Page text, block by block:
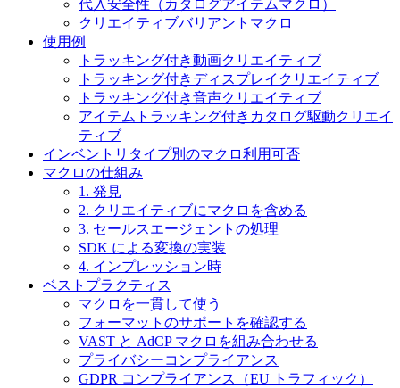
代入安全性（カタログアイテムマクロ）
クリエイティブバリアントマクロ
使用例
トラッキング付き動画クリエイティブ
トラッキング付きディスプレイクリエイティブ
トラッキング付き音声クリエイティブ
アイテムトラッキング付きカタログ駆動クリエイ
ティブ
インベントリタイプ別のマクロ利用可否
マクロの仕組み
1. 発見
2. クリエイティブにマクロを含める
3. セールスエージェントの処理
SDK による変換の実装
4. インプレッション時
ベストプラクティス
マクロを一貫して使う
フォーマットのサポートを確認する
VAST と AdCP マクロを組み合わせる
プライバシーコンプライアンス
GDPR コンプライアンス（EU トラフィック）